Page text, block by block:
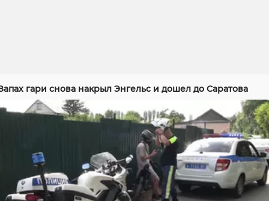
гари снова накрыл Энгельс и дошел до Саратова